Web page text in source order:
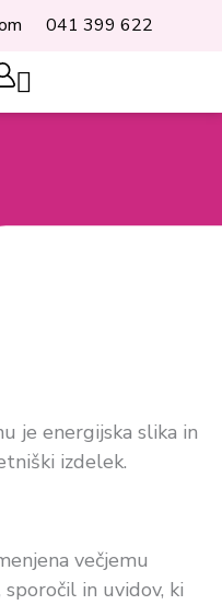
041 399 622
Cart
je energijska slika in
izdelek.
večjemu
in uvidov, ki